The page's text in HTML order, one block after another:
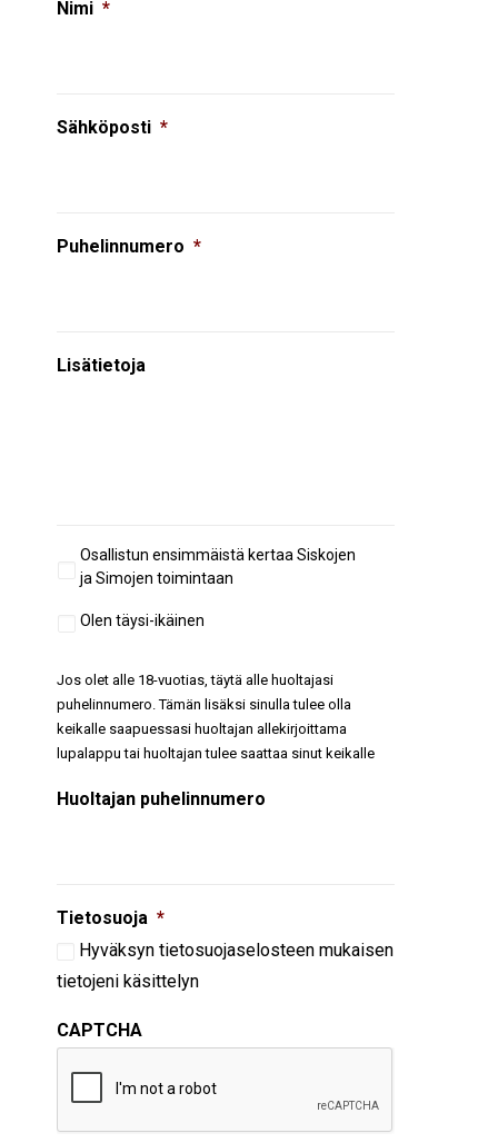
Nimi *
Sähköposti *
Puhelinnumero *
Lisätietoja
Aiempi
osallistuminen
Osallistun ensimmäistä kertaa Siskojen
ja Simojen toimintaan
Täysi-
Olen täysi-ikäinen
Jos olet alle 18-vuotias, täytä alle huoltajasi
puhelinnumero. Tämän lisäksi sinulla tulee olla
keikalle saapuessasi huoltajan allekirjoittama
lupalappu tai huoltajan tulee saattaa sinut keikalle
Huoltajan puhelinnumero
Tietosuoja *
Hyväksyn tietosuojaselosteen mukaisen
tietojeni käsittelyn
CAPTCHA